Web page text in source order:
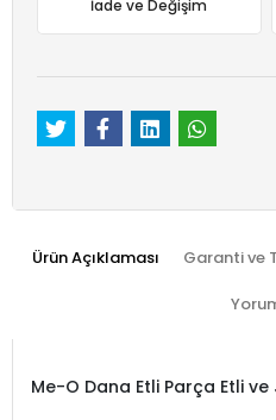
İade ve Değişim
Ürün Açıklaması Garanti ve
Me-O Dana Etli Parça Etli ve